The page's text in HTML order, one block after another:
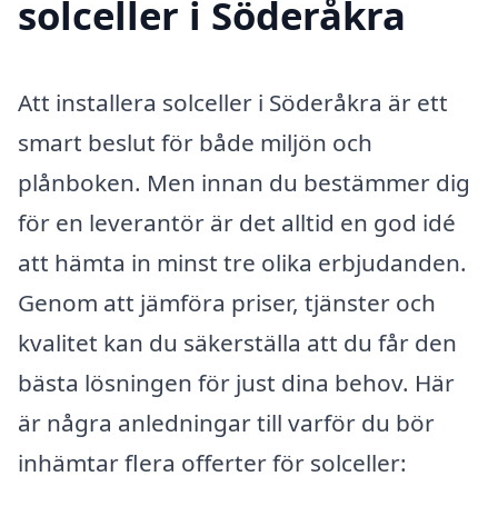
solceller i Söderåkra
Att installera solceller i Söderåkra är ett
smart beslut för både miljön och
plånboken. Men innan du bestämmer dig
för en leverantör är det alltid en god idé
att hämta in minst tre olika erbjudanden.
Genom att jämföra priser, tjänster och
kvalitet kan du säkerställa att du får den
bästa lösningen för just dina behov. Här
är några anledningar till varför du bör
inhämtar flera offerter för solceller: